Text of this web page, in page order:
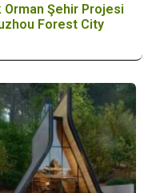
Orman Şehir Projesi
Forest City